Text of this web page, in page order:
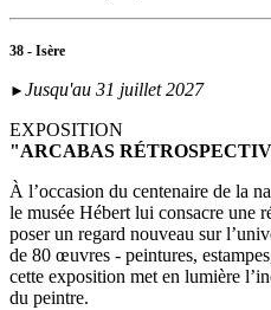
38 - Isère
► Jusqu'au 31 juillet 2027
EXPOSITION
"ARCABAS
À l’occasion du centenaire de la
le musée Hébert lui consacre une
poser un regard nouveau sur
de 80 œuvres - peintures,
cette exposition met en lumière
du peintre.